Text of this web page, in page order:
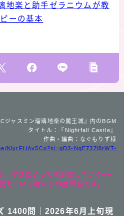
地楽と助手ゼラニウムが教
ーの基本
Cジャスミン瑠璃地楽の魔王城』内のBGM
タイトル：『Nightfall Castle』
作曲・編曲：なぐもりず様
KlyrFHAv5Co?si=gD3-NgE737i8rWT-
、学びによって魂が整っていく──
えている者たちの魔導城です。
1400問｜2026年6月上旬現